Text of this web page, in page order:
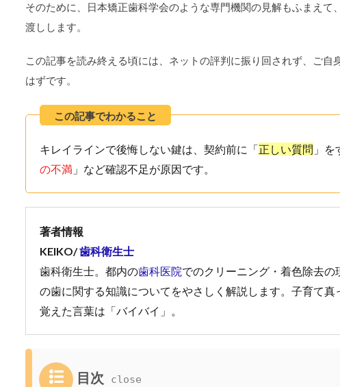
そのために、日本矯正歯科学会のような専門機関の見解もふまえて、
渡しします。
この記事を読み終える頃には、ネットの評判に振り回されず、ご
はずです。
キレイラインで後悔しない鍵は、契約前に「正しい質問 」
の不満 」など確認不足が原因です。
著者情報
KEIKO/歯科衛生士
歯科衛生士。都内の歯科医院でのクリーニング・着色除去
の歯に関する知識についてをやさしく解説します。子育て
覚えた言葉は「バイバイ」。
目次